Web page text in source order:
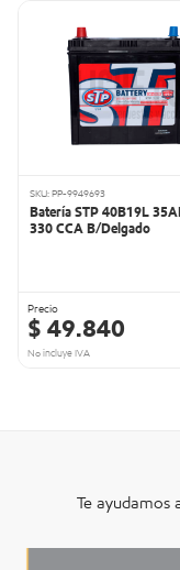
SKU: PP-9949693
Batería STP 40B19L
330 CCA B/Delgado
Precio
$ 49.840
No incluye IVA
Te ayudamos